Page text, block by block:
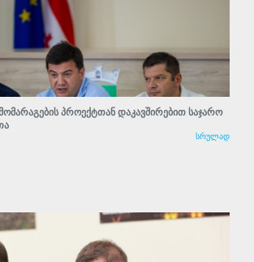
პროექტთან დაკავშირებით საჯარო
სრულად